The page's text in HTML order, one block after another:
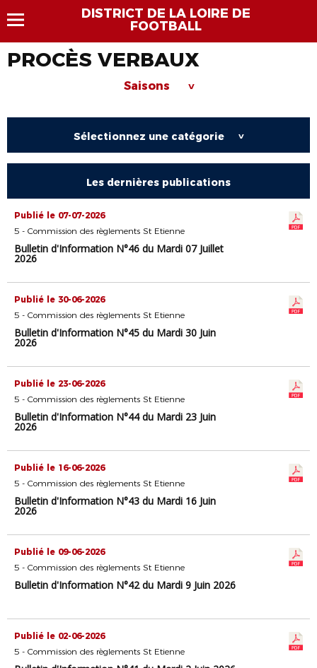
DISTRICT DE LA LOIRE DE
FOOTBALL
PROCÈS VERBAUX
Saisons >
Sélectionnez une catégorie >
Les dernières publications
Publié le 07-07-2026
5 - Commission des règlements St Etienne
Bulletin d'Information N°46 du Mardi 07 Juillet
2026
Publié le 30-06-2026
5 - Commission des règlements St Etienne
Bulletin d'Information N°45 du Mardi 30 Juin
2026
Publié le 23-06-2026
5 - Commission des règlements St Etienne
Bulletin d'Information N°44 du Mardi 23 Juin
2026
Publié le 16-06-2026
5 - Commission des règlements St Etienne
Bulletin d'Information N°43 du Mardi 16 Juin
2026
Publié le 09-06-2026
5 - Commission des règlements St Etienne
Bulletin d'Information N°42 du Mardi 9 Juin 2026
Publié le 02-06-2026
5 - Commission des règlements St Etienne